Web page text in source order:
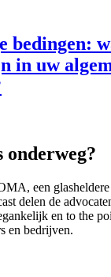
bedingen:
in uw
onderweg?
een
delen de
en to the
en bedrijven.